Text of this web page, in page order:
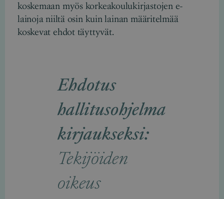
koskemaan myös korkeakoulukirjastojen e-
lainoja niiltä osin kuin lainan määritelmää
koskevat ehdot täyttyvät.
Ehdotus
hallitusohjelma
kirjaukseksi:
Tekijöiden
oikeus